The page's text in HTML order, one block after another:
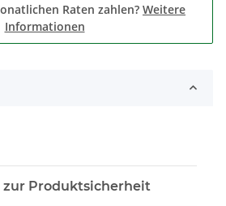
Raten zahlen? Weitere
Informationen
zur Produktsicherheit